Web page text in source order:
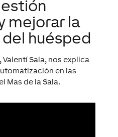
mejorar la
huésped
Sala, nos explica
en las
Mas de la Sala.